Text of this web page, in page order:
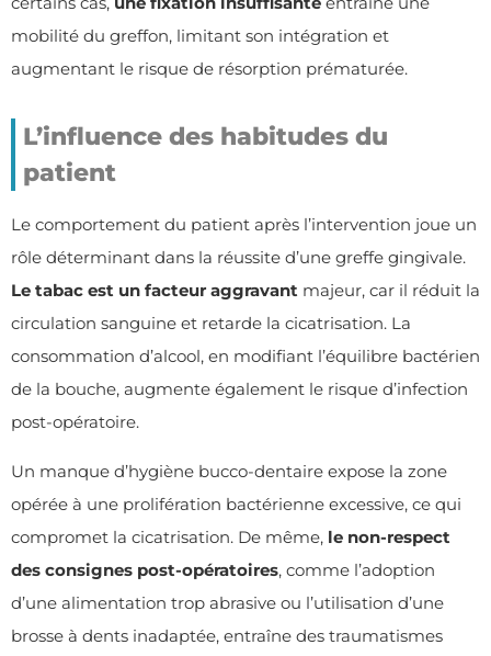
mobilité du greffon, limitant son intégration et
augmentant le risque de résorption prématurée.
L’influence des habitudes du
patient
Le comportement du patient après l’intervention joue un
rôle déterminant dans la réussite d’une greffe gingivale.
Le tabac est un facteur aggravant majeur, car il réduit la
circulation sanguine et retarde la cicatrisation. La
consommation d’alcool, en modifiant l’équilibre bactérien
de la bouche, augmente également le risque d’infection
post-opératoire.
Un manque d’hygiène bucco-dentaire expose la zone
opérée à une prolifération bactérienne excessive, ce qui
compromet la cicatrisation. De même, le non-respect
des consignes post-opératoires, comme l’adoption
d’une alimentation trop abrasive ou l’utilisation d’une
brosse à dents inadaptée, entraîne des traumatismes